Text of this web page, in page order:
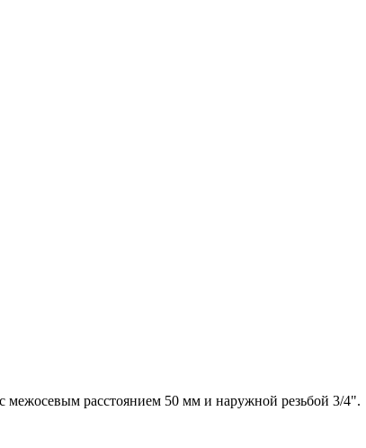
межосевым расстоянием 50 мм и наружной резьбой 3/4".